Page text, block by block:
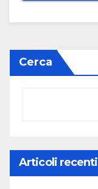
Cerca
Articoli recenti